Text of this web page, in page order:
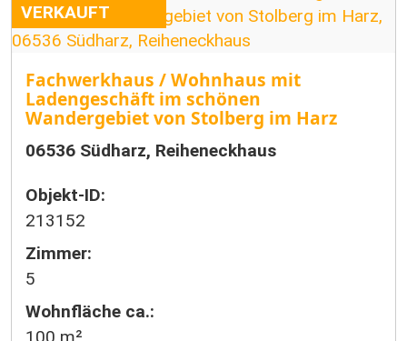
VERKAUFT
Fachwerkhaus / Wohnhaus mit
Ladengeschäft im schönen
Wandergebiet von Stolberg im Harz
06536 Südharz, Reiheneckhaus
Objekt-ID:
213152
Zimmer:
5
Wohnfläche ca.:
100 m²